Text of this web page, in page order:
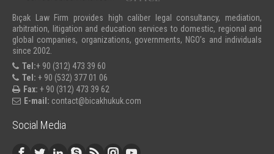
Bıçak Law Firm provides high caliber legal consultancy, mediation,
arbitration, litigation and education services to domestic, regional and
global companies, organizations, governments, NGO’s and individuals
since 2002.
Tel:+ 90 (312) 473 39 60
Tel: + 90 (532) 377 01 06
Fax: + 90 (312) 473 39 62
E-mail: contact@bicakhukuk.com
Social Media